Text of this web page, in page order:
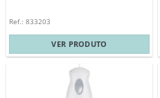
Ref.: 833203
VER PRODUTO